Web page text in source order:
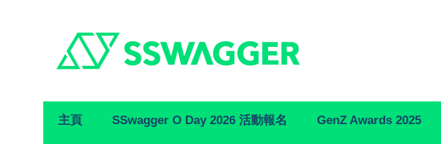
Primary
Navigation
主頁 SSwagger O Day 2026 活動報名 GenZ Awards 2025